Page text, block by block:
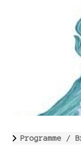
Programme /